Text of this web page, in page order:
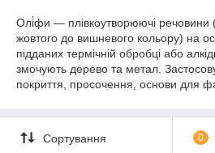
Олі́фи — плівкоутворюючі речовини
жовтого до вишневого кольору) на
підданих термічній обробці або
змочують дерево та метал.
покриття, просочення, основи для
Сортування 0